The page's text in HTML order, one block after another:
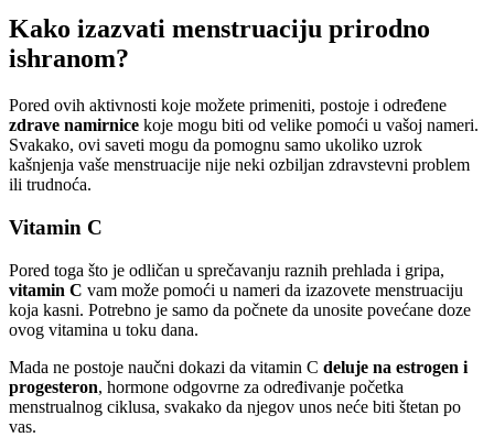
Kako izazvati menstruaciju prirodno
ishranom?
Pored ovih aktivnosti koje možete primeniti, postoje i određene
zdrave namirnice koje mogu biti od velike pomoći u vašoj nameri.
Svakako, ovi saveti mogu da pomognu samo ukoliko uzrok
kašnjenja vaše menstruacije nije neki ozbiljan zdravstevni problem
ili trudnoća.
Vitamin C
Pored toga što je odličan u sprečavanju raznih prehlada i gripa,
vitamin C vam može pomoći u nameri da izazovete menstruaciju
koja kasni. Potrebno je samo da počnete da unosite povećane doze
ovog vitamina u toku dana.
Mada ne postoje naučni dokazi da vitamin C deluje na estrogen i
progesteron, hormone odgovrne za određivanje početka
menstrualnog ciklusa, svakako da njegov unos neće biti štetan po
vas.